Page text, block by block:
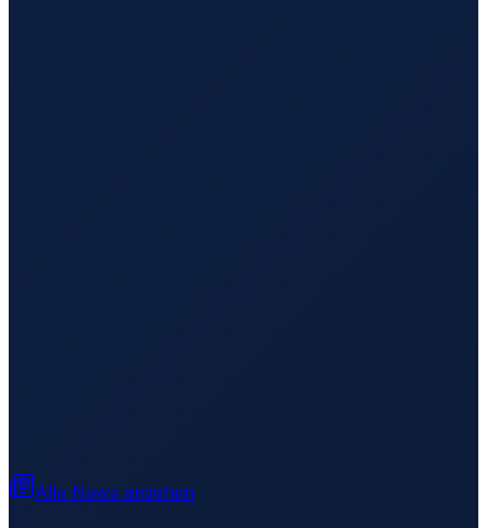
Alle News ansehen